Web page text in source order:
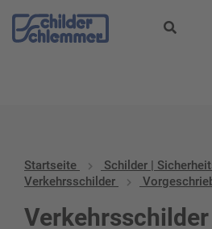
Sicherheitskennzeichen
Fahrtrichtung
Startseite
Schilder |
Verkehrsschilder
Verkehrsschilder